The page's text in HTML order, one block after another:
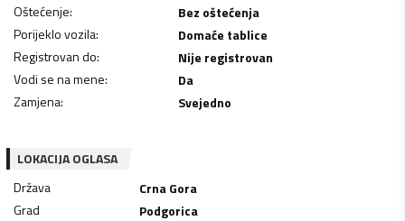
Oštećenje:
Bez oštećenja
Porijeklo vozila:
Domaće tablice
Registrovan do:
Nije registrovan
Vodi se na mene:
Da
Zamjena: Svejedno
LOKACIJA OGLASA
Država
Crna Gora
Grad
Podgorica